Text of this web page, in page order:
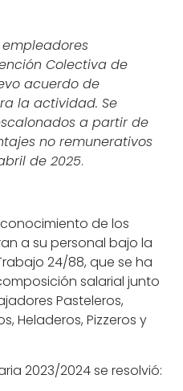
empleadores
Colectiva de
acuerdo de
la actividad. Se
a partir de
no remunerativos
de 2025.
conocimiento de los
a su personal bajo la
24/88, que se ha
salarial junto
Pasteleros,
Heladeros, Pizzeros y
2023/2024 se resolvió: